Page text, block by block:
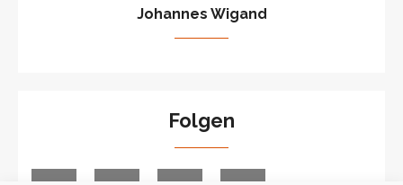
Johannes Wigand
Folgen